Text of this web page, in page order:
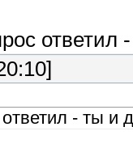
ответил
- ты и